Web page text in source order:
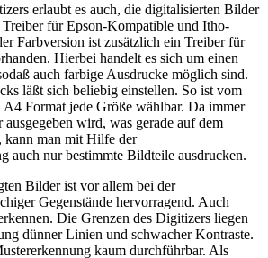
erlaubt es auch, die digitalisierten Bilder
Treiber für Epson-Kompatible und Itho-
Farbversion ist zusätzlich ein Treiber für
Hierbei handelt es sich um einen
auch farbige Ausdrucke möglich sind.
läßt sich beliebig einstellen. So ist vom
Format jede Größe wählbar. Da immer
ausgegeben wird, was gerade auf dem
kann man mit Hilfe der
auch nur bestimmte Bildteile ausdrucken.
Bilder ist vor allem bei der
Gegenstände hervorragend. Auch
Die Grenzen des Digitizers liegen
dünner Linien und schwacher Kontraste.
kaum durchführbar. Als